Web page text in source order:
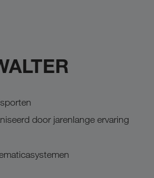
door jarenlange ervaring